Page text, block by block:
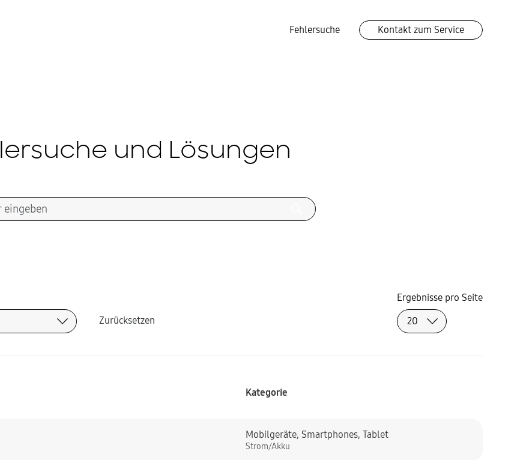
Fehlersuche Kontakt zum Service
und Lösungen
Zurücksetzen
Ergebnisse pro Seite
Kategorie
Mobilgeräte,Smartphones,Tablet
Strom/Akku